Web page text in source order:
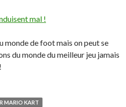
mal !
monde de foot mais on peut se
du monde du meilleur jeu jamais
MARIO KART